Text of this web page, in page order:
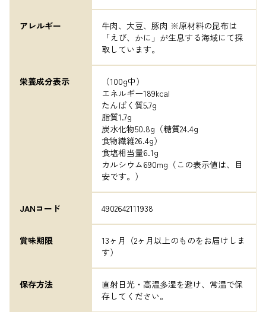
アレルギー
牛肉、大豆、豚肉 ※原材料の昆布は
「えび、かに」が生息する海域にて採
取しています。
栄養成分表示
（100g中）
エネルギー189kcal
たんぱく質5.7g
脂質1.7g
炭水化物50.8g（糖質24.4g
食物繊維26.4g）
食塩相当量6.1g
カルシウム690mg（この表示値は、目
安です。）
JANコード 4902642111938
賞味期限
13ヶ月（2ヶ月以上のものをお届けしま
す）
保存方法
直射日光・高温多湿を避け、常温で保
存してください。